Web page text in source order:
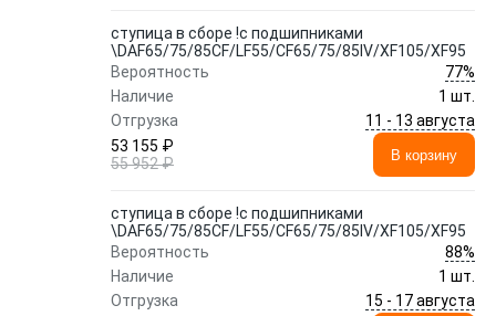
ступица в сборе !с подшипниками
\DAF65/75/85CF/LF55/CF65/75/85IV/XF105/XF95
Вероятность
77%
Наличие
1 шт.
Отгрузка
11 - 13 августа
53 155 ₽
55 952 ₽
В корзину
ступица в сборе !с подшипниками
\DAF65/75/85CF/LF55/CF65/75/85IV/XF105/XF95
Вероятность
88%
Наличие
1 шт.
Отгрузка
15 - 17 августа